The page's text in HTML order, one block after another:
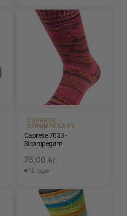
CAPRESE -
STRØMPEGARN
Caprese 7033 -
Strømpegarn
75,00 kr.
På lager